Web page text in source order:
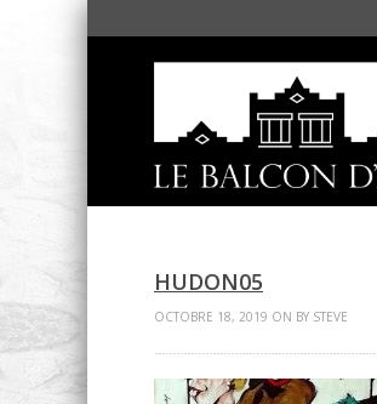
HUDON05
OCTOBRE 18, 2019 ON BY STEVE